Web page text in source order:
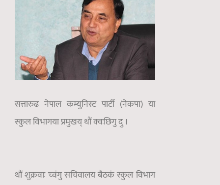
सत्तारुढ नेपाल कम्युनिस्ट पार्टी (नेकपा) या
स्कुल विभागया प्रमुखय् थौं क्वःछिगु दु ।
थौं शुक्रवाः च्वंगु सचिवालय बैठकं स्कुल विभाग